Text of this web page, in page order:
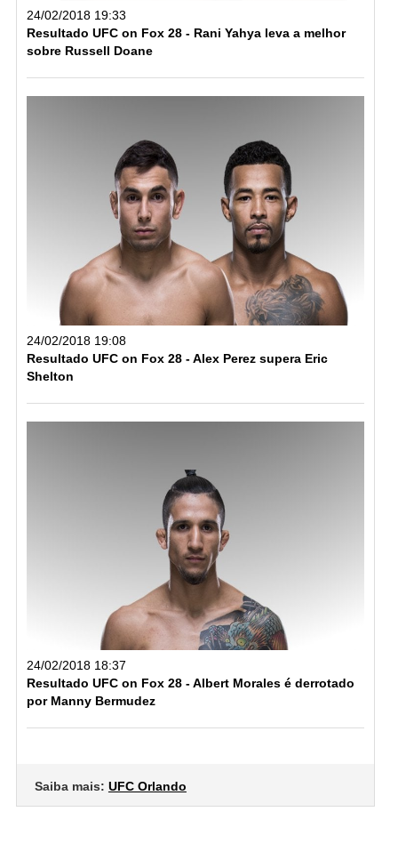
24/02/2018 19:33
Resultado UFC on Fox 28 - Rani Yahya leva a melhor
sobre Russell Doane
24/02/2018 19:08
Resultado UFC on Fox 28 - Alex Perez supera Eric
Shelton
24/02/2018 18:37
Resultado UFC on Fox 28 - Albert Morales é derrotado
por Manny Bermudez
Saiba mais: UFC Orlando